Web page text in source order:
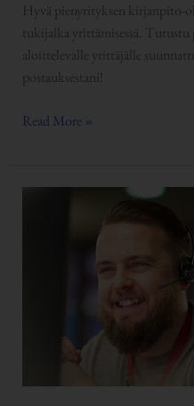
Hyvä pienyrityksen kirjanpito-
tukijalka yrittämisessä. Tutustu
aloittelevalle yrittäjälle
postauksestani!
Read More »
dropshippauksessa